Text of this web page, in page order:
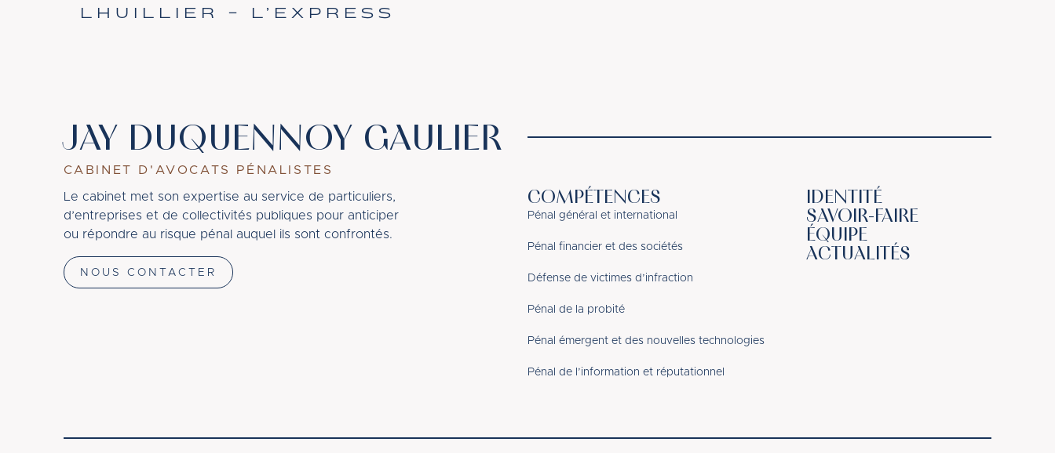
LHUILLIER – L’EXPRESS
JAY DUQUENNOY GAULIER
CABINET D'AVOCATS PÉNALISTES
Le cabinet met son expertise au service de particuliers,
d’entreprises et de collectivités publiques pour anticiper
ou répondre au risque pénal auquel ils sont confrontés.
NOUS CONTACTER
COMPÉTENCES
Pénal général et international
Pénal financier et des sociétés
Défense de victimes d’infraction
Pénal de la probité
Pénal émergent et des nouvelles technologies
Pénal de l’information et réputationnel
IDENTITÉ
SAVOIR-FAIRE
ÉQUIPE
ACTUALITÉS